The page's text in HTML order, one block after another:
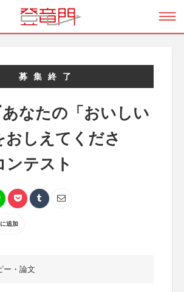
募集終了
なたの「おいしい
おしえてくださ
ンテスト
追加
ー・論文